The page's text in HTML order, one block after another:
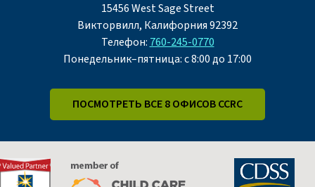
15456 West Sage Street
Викторвилл, Калифорния 92392
Телефон: 760-245-0770
Понедельник–пятница: с 8:00 до 17:00
ПОСМОТРЕТЬ ВСЕ 8 ОФИСОВ CCRC